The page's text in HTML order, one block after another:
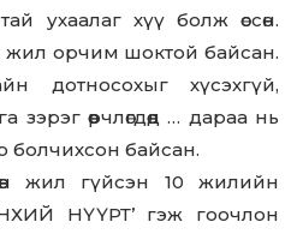
ухаалаг хүү болж өссөн.
жил орчим шоктой байсан.
дотносохыг хүсэхгүй,
өөрчлөгдөөд … дараа нь
болчихсон байсан.
жил гүйсэн 10 жилийн
НҮҮРТ’ гэж гоочлон